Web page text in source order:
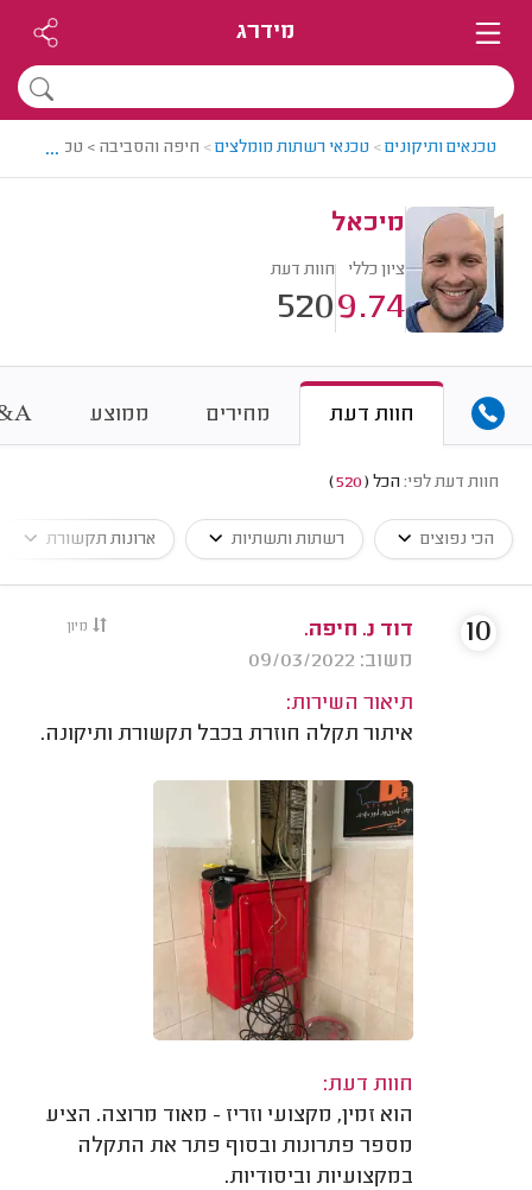
מידרג
טכנאים ותיקונים> טכנאי רשתות מומלצים> חיפה והסביבה > טכנאי
...
מיכאל
ציון כללי
9.74
חוות דעת
520
חוות דעת מחירים ממוצע A
חוות דעת לפי: הכל (
520
)
הכי נפוצים רשתות ותשתיות ארונות תקשורת
מיון
דוד נ. חיפה.
משוב: 09/03/2022
תיאור השירות:
איתור תקלה חוזרת בכבל תקשורת ותיקונה.
חוות דעת:
הוא זמין, מקצועי וזריז - מאוד מרוצה. הציע
מספר פתרונות ובסוף פתר את התקלה
במקצועיות וביסודיות.
10